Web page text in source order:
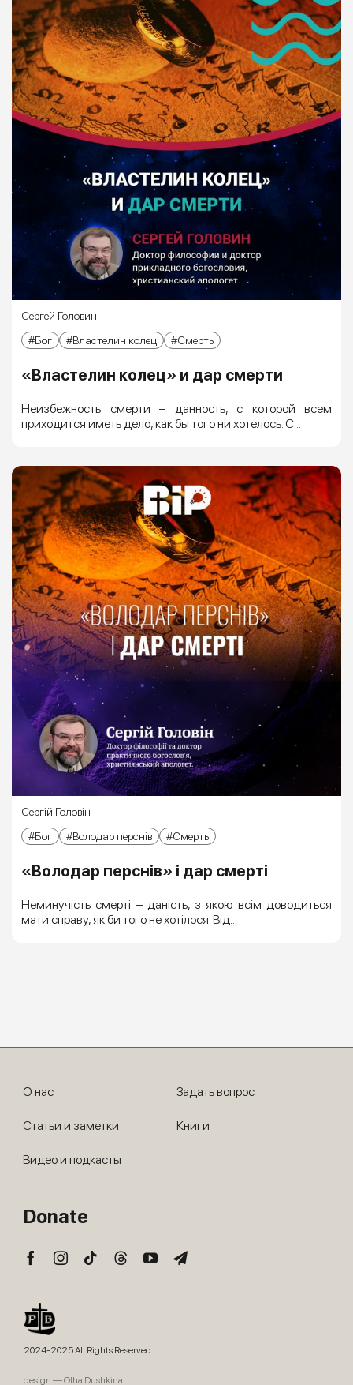
Сергей Головин
Бог
Властелин колец Смерть
«Властелин колец» и дар смерти
Неизбежность смерти – данность, с которой всем
приходится иметь дело, как бы того ни хотелось. С...
Сергій Головін
Бог
Володар перснів Смерть
«Володар перснів» і дар смерті
Неминучість смерті – даність, з якою всім доводиться
мати справу, як би того не хотілося. Від...
2024-2025 All Rights Reserved
design — Olha Dushkina
О нас
Статьи и заметки
Видео и подкасты
Задать вопрос
Книги
Donate